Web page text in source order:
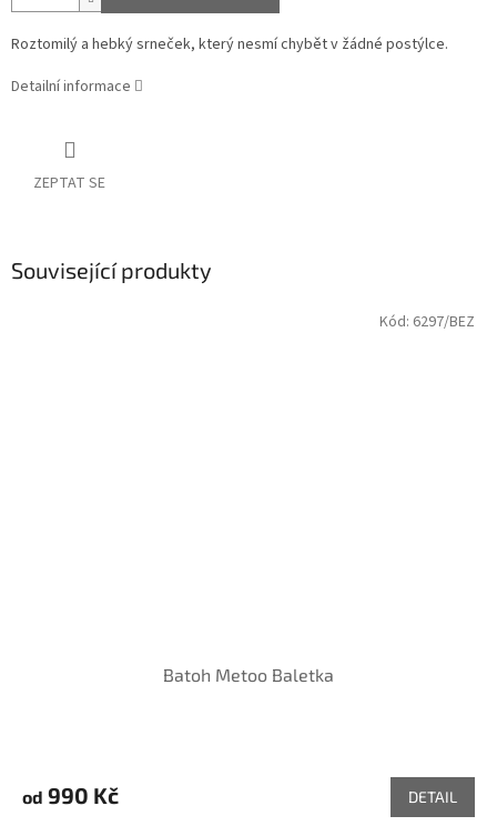
Roztomilý a hebký srneček, který nesmí chybět v žádné postýlce.
Detailní informace
ZEPTAT SE
Související produkty
Batoh Metoo Baletka
od 990 Kč DETAIL
Kód: 6297/BEZ